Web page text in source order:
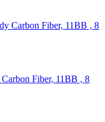
Fiber, 11BB , 8